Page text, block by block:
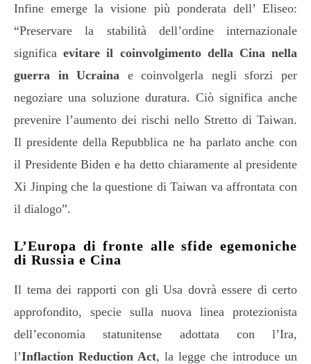
Infine emerge la visione più ponderata dell’ Eliseo:
“Preservare la stabilità dell’ordine internazionale
significaevitare il coinvolgimento della Cina nella
guerra in Ucraina e coinvolgerla negli sforzi per
negoziare una soluzione duratura. Ciò significa anche
prevenire l’aumento dei rischi nello Stretto di Taiwan.
Il presidente della Repubblica ne ha parlato anche con
il Presidente Biden e ha detto chiaramente al presidente
Xi Jinping che la questione di Taiwan va affrontata con
il dialogo”.
L’Europa di fronte alle sfide egemoniche
di Russia e Cina
Il tema dei rapporti con gli Usa dovrà essere di certo
approfondito, specie sulla nuova linea protezionista
dell’economia statunitense adottata con l’Ira,
l’Inflaction Reduction Act, la legge che introduce un